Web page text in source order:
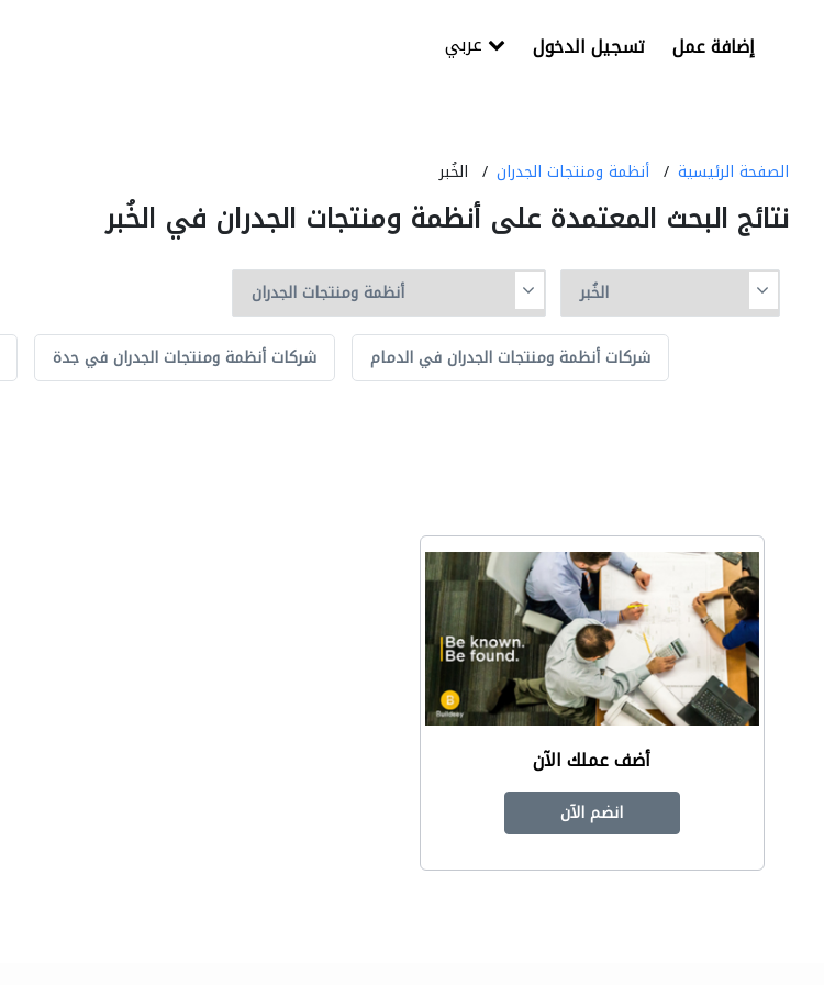
تسجيل الدخول إضافة عمل
الصفحة الرئيسية أنظمة ومنتجات الجدران الخُبر
نتائج البحث المعتمدة على أنظمة ومنتجات الجدران في الخُبر
شركات أنظمة ومنتجات الجدران في جدة شركات أنظمة ومنتجات الجدران في الدمام
أضف عملك الآن
انضم الآن